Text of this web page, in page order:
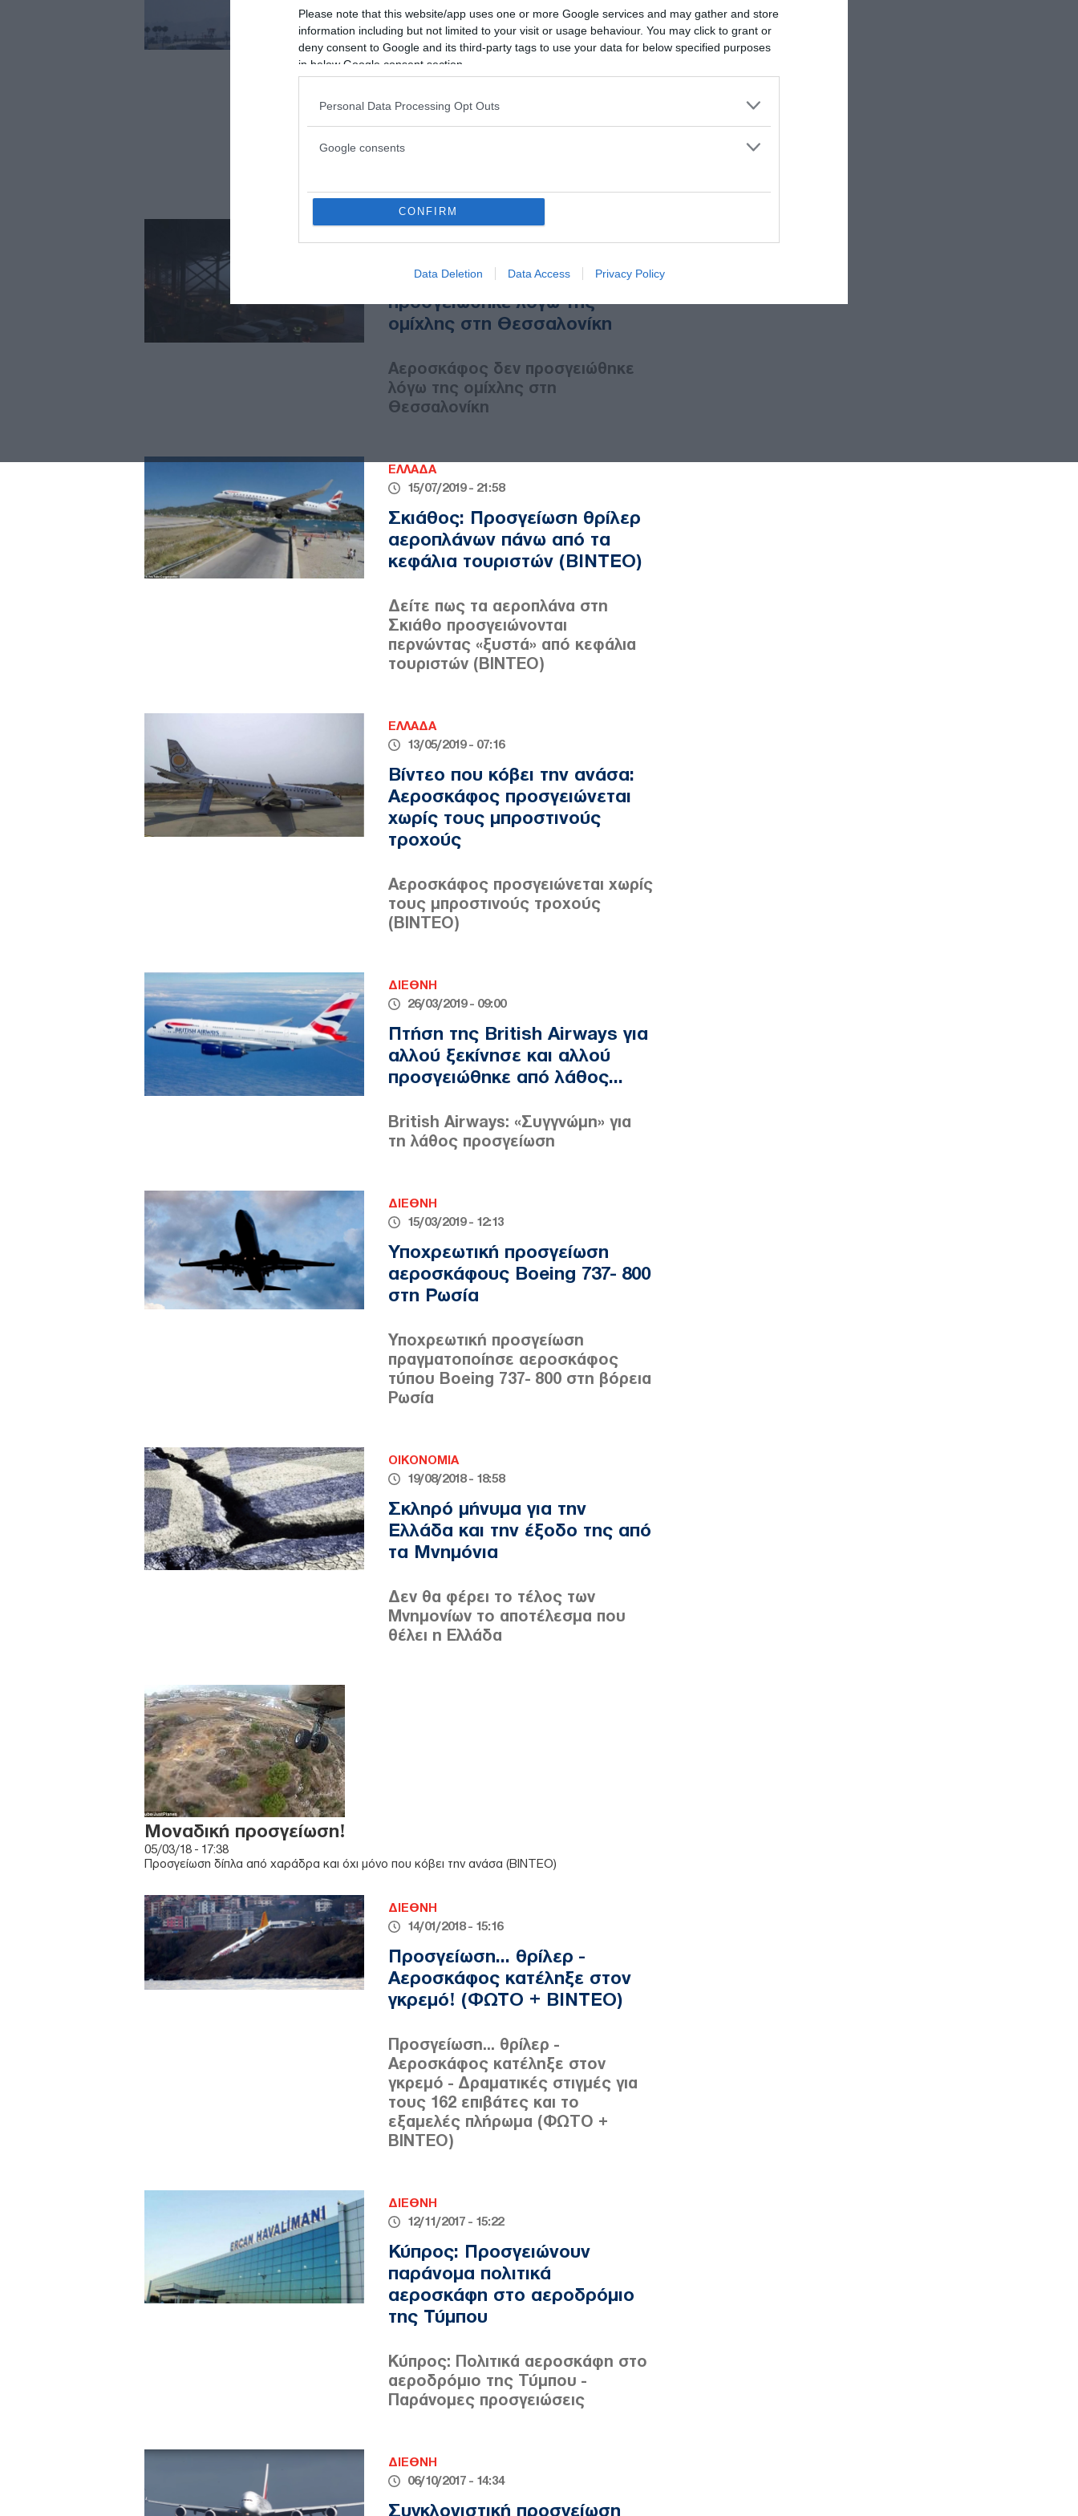
Please note that this website/app uses one or more Google services and may gather and store
information including but not limited to your visit or usage behaviour. You may click to grant or
deny consent to Google and its third-party tags to use your data for below specified purposes
in below Google consent section.
Personal Data Processing Opt Outs
Google consents
CONFIRM
Data Deletion Data Access Privacy Policy
προσγείωση λόγω… μέθης
Η 38χρονη, η οποία
προγραμμάτιζε διακοπές στην
ανήλικο παιδί τους, με τους
οποίους συνταξίδευε,
παραπέμπεται στην Ελληνική
Αεροσκάφος δεν
προσγειώθηκε λόγω της
ομίχλης στη Θεσσαλονίκη
Αεροσκάφος δεν προσγειώθηκε
λόγω της ομίχλης στη
Θεσσαλονίκη
ΕΛΛΑΔΑ
15/07/2019 - 21:58
Σκιάθος: Προσγείωση θρίλερ
αεροπλάνων πάνω από τα
κεφάλια τουριστών (ΒΙΝΤΕΟ)
Δείτε πως τα αεροπλάνα στη
Σκιάθο προσγειώνονται
περνώντας «ξυστά» από κεφάλια
τουριστών (ΒΙΝΤΕΟ)
ΕΛΛΑΔΑ
13/05/2019 - 07:16
Βίντεο που κόβει την ανάσα:
Αεροσκάφος προσγειώνεται
χωρίς τους μπροστινούς
τροχούς
Αεροσκάφος προσγειώνεται χωρίς
τους μπροστινούς τροχούς
(ΒΙΝΤΕΟ)
ΔΙΕΘΝΗ
26/03/2019 - 09:00
Πτήση της British Airways για
αλλού ξεκίνησε και αλλού
προσγειώθηκε από λάθος...
British Airways: «Συγγνώμη» για
τη λάθος προσγείωση
ΔΙΕΘΝΗ
15/03/2019 - 12:13
Υποχρεωτική προσγείωση
αεροσκάφους Boeing 737- 800
στη Ρωσία
Υποχρεωτική προσγείωση
πραγματοποίησε αεροσκάφος
τύπου Boeing 737- 800 στη βόρεια
Ρωσία
ΟΙΚΟΝΟΜΙΑ
19/08/2018 - 18:58
Σκληρό μήνυμα για την
Ελλάδα και την έξοδο της από
τα Μνημόνια
Δεν θα φέρει το τέλος των
Μνημονίων το αποτέλεσμα που
θέλει η Ελλάδα
Μοναδική προσγείωση!
05/03/18 - 17:38
Προσγείωση δίπλα από χαράδρα και όχι μόνο που κόβει την ανάσα (ΒΙΝΤΕΟ)
ΔΙΕΘΝΗ
14/01/2018 - 15:16
Προσγείωση... θρίλερ -
Αεροσκάφος κατέληξε στον
γκρεμό! (ΦΩΤΟ + ΒΙΝΤΕΟ)
Προσγείωση... θρίλερ -
Αεροσκάφος κατέληξε στον
γκρεμό - Δραματικές στιγμές για
τους 162 επιβάτες και το
εξαμελές πλήρωμα (ΦΩΤΟ +
ΒΙΝΤΕΟ)
ΔΙΕΘΝΗ
12/11/2017 - 15:22
Κύπρος: Προσγειώνουν
παράνομα πολιτικά
αεροσκάφη στο αεροδρόμιο
της Τύμπου
Κύπρος: Πολιτικά αεροσκάφη στο
αεροδρόμιο της Τύμπου -
Παράνομες προσγειώσεις
ΔΙΕΘΝΗ
06/10/2017 - 14:34
Συγκλονιστική προσγείωση